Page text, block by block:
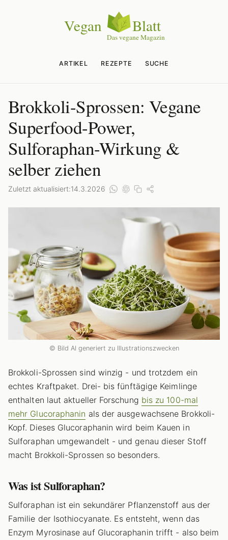
ARTIKEL REZEPTE SUCHE
Brokkoli-Sprossen: Vegane
Superfood-Power,
Sulforaphan-Wirkung &
selber ziehen
Zuletzt aktualisiert:14.3.2026
© Bild AI generiert zu Illustrationszwecken
Brokkoli-Sprossen sind winzig - und trotzdem ein
echtes Kraftpaket. Drei- bis fünftägige Keimlinge
enthalten laut aktueller Forschung bis zu 100-mal
mehr Glucoraphanin als der ausgewachsene Brokkoli-
Kopf. Dieses Glucoraphanin wird beim Kauen in
Sulforaphan umgewandelt - und genau dieser Stoff
macht Brokkoli-Sprossen so besonders.
Was ist Sulforaphan?
Sulforaphan ist ein sekundärer Pflanzenstoff aus der
Familie der Isothiocyanate. Es entsteht, wenn das
Enzym Myrosinase auf Glucoraphanin trifft - also beim